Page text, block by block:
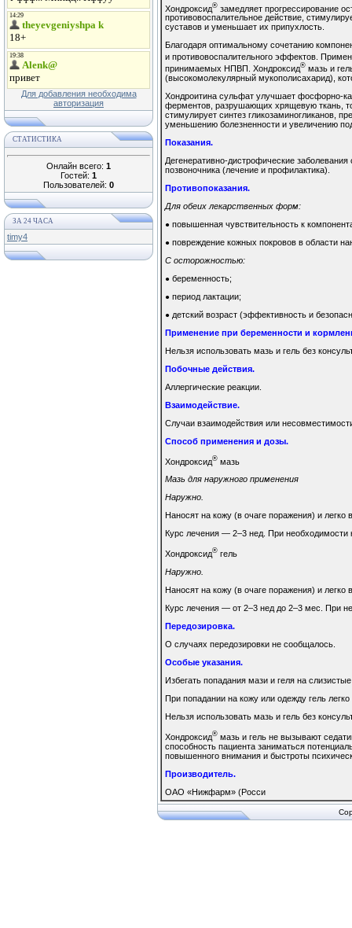
Для добавления необходима
авторизация
СТАТИСТИКА
Онлайн всего: 1
Гостей: 1
Пользователей: 0
ЗА 24 ЧАСА
timy4
Хондроксид® замедляет прогрессирование
противовоспалительное действие,
суставов и уменьшает их припухлость.
Благодаря оптимальному сочетанию
и противовоспалительного эффектов.
принимаемых НПВП. Хондроксид® мазь и
(высокомолекулярный мукополисахарид),
Хондроитина сульфат улучшает фосфорно-
ферментов, разрушающих хрящевую ткань,
стимулирует синтез гликозаминогликанов,
уменьшению болезненности и увеличению
Показания.
Дегенеративно-дистрофические заболевания
позвоночника (лечение и профилактика).
Противопоказания.
Для обеих лекарственных форм:
● повышенная чувствительность к
● повреждение кожных покровов в области
С осторожностью:
● беременность;
● период лактации;
● детский возраст (эффективность и
Применение при беременности и
Нельзя использовать мазь и гель без
Побочные действия.
Аллергические реакции.
Взаимодействие.
Случаи взаимодействия или
Способ применения и дозы.
Хондроксид® мазь
Мазь для наружного применения
Наружно.
Наносят на кожу (в очаге поражения) и
Курс лечения — 2–3 нед. При необходимости
Хондроксид® гель
Наружно.
Наносят на кожу (в очаге поражения) и
Курс лечения — от 2–3 нед до 2–3 мес. При
Передозировка.
О случаях передозировки не сообщалось.
Особые указания.
Избегать попадания мази и геля на
При попадании на кожу или одежду гель
Нельзя использовать мазь и гель без
Хондроксид® мазь и гель не вызывают
способность пациента заниматься
повышенного внимания и быстроты
Производитель.
ОАО «Нижфарм» (Росси